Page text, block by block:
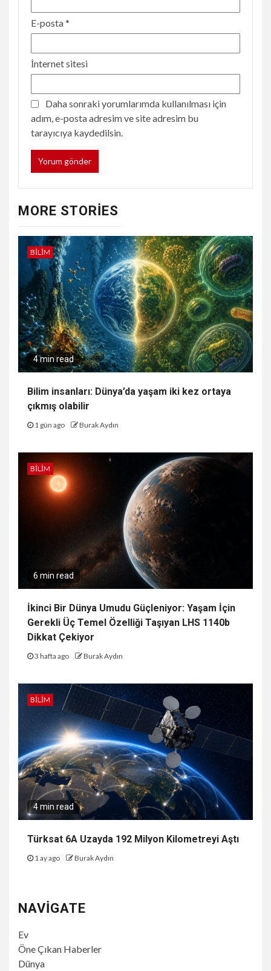
E-posta*
İnternet sitesi
Daha sonraki yorumlarımda kullanılması için
adım, e-posta adresim ve site adresim bu
tarayıcıya kaydedilsin.
MORE STORIES
BILIM
4 min read
Bilim insanları: Dünya’da yaşam iki kez ortaya
çıkmış olabilir
1 gün ago Burak Aydın
BILIM
6 min read
İkinci Bir Dünya Umudu Güçleniyor: Yaşam İçin
Gerekli Üç Temel Özelliği Taşıyan LHS 1140b
Dikkat Çekiyor
3 hafta ago Burak Aydın
BILIM
4 min read
Türksat 6A Uzayda 192 Milyon Kilometreyi Aştı
1 ay ago Burak Aydın
NAVIGATE
Ev
Öne Çıkan Haberler
Dünya